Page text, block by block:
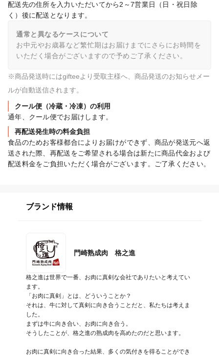
配送先の住所を入力いただいてから2～7営業日（日・祝日除
く）後に配送となります。
通常と異なるケースについて
お中元やお歳暮など繁忙期はお届けまでにさらにお時間を
いただく場合がございますので予めご了承ください。
※商品発送時にはgifteeより受取主様へ、商品発送のお知らせメー
ルが自動送信されます。
クール便（冷蔵・冷凍）の利用
通年、クール便でお届けします。
再配送発生時の料金負担
食品のためお客様都合によりお届けができず、商品が発送元へ返
送された際、再配送をご希望される場合は新たに商品代金および
配送料金をご負担いただく場合がございます。ご了承ください。
ブランド情報
門崎熟成肉 格之進
格之進は世界で一番、お肉に真剣な会社でありたいと考えてい
ます。
「お肉に真剣」とは、どういうことか？
それは、牛に対して真剣に向き合うことだと、私たちは考えま
した。
まずは牛に向き合い、お肉に向き合う。
そうしたことが、格之進の熟成肉を高めたのだと思います。
お肉に真剣に向き合った結果、多くの気付きを得ることができ